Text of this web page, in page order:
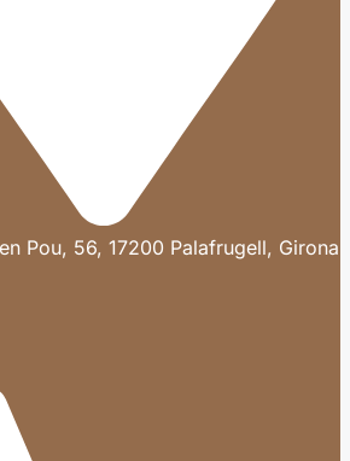
Pou, 56, 17200 Palafrugell, Girona